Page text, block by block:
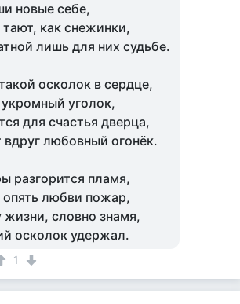
новые себе,
как снежинки,
лишь для них судьбе.
осколок в сердце,
уголок,
для счастья дверца,
вдруг любовный огонёк.
разгорится пламя,
опять любви пожар,
жизни, словно знамя,
осколок удержал.
1